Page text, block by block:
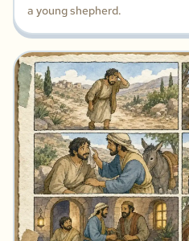
a young shepherd.